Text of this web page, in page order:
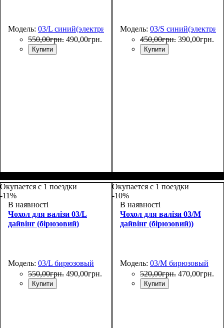
Модель: 03/L синий(электрик)
550,00грн. 490,00грн.
Купити
Модель: 03/S синий(электрик)
450,00грн. 390,00грн.
Купити
Окупается с 1 поездки
-11%
В наявності
Чохол для валізи 03/L
дайвінг (бірюзовий)
Модель: 03/L бирюзовый
550,00грн. 490,00грн.
Купити
Окупается с 1 поездки
-10%
В наявності
Чохол для валізи 03/M
дайвінг (бірюзовий))
Модель: 03/M бирюзовый
520,00грн. 470,00грн.
Купити